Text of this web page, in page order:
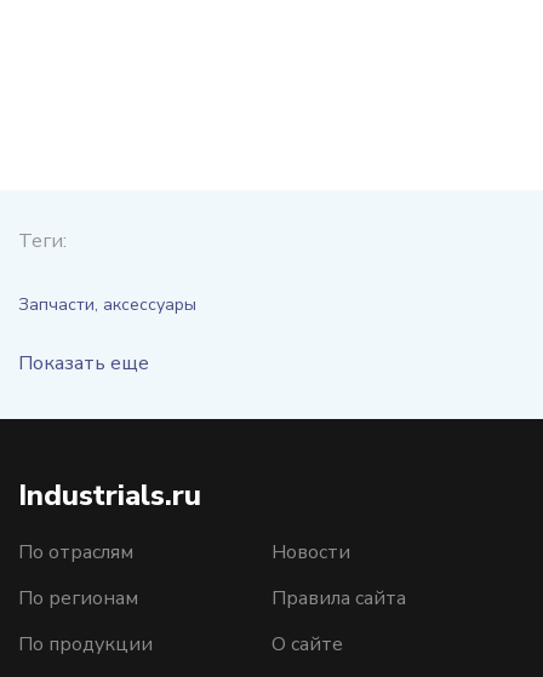
Теги:
Запчасти, аксессуары
Показать еще
Industrials.ru
По отраслям
По регионам
По продукции
Новости
Правила сайта
О сайте